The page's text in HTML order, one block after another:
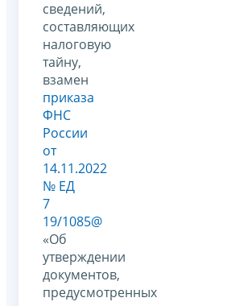
сведений,
составляющих
налоговую
тайну,
взамен
приказа
ФНС
России
от
14.11.2022
№ ЕД
7
19/1085@
«Об
утверждении
документов,
предусмотренных